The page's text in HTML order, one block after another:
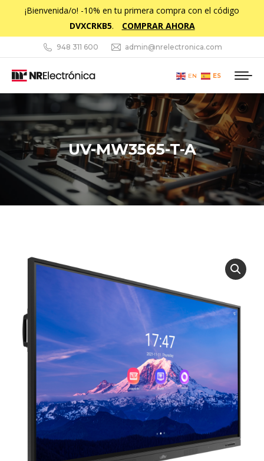
¡Bienvenida/o! -10% en tu primera compra con el código
DVXCRKB5. COMPRAR AHORA
948 311 600 admin@nrelectronica.com
EN ES
UV-MW3565-T-A
Estás aquí: